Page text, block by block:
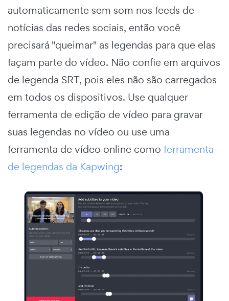
automaticamente sem som nos feeds de
notícias das redes sociais, então você
precisará "queimar" as legendas para que elas
façam parte do vídeo. Não confie em arquivos
de legenda SRT, pois eles não são carregados
em todos os dispositivos. Use qualquer
ferramenta de edição de vídeo para gravar
suas legendas no vídeo ou use uma
ferramenta de vídeo online como ferramenta
de legendas da Kapwing: